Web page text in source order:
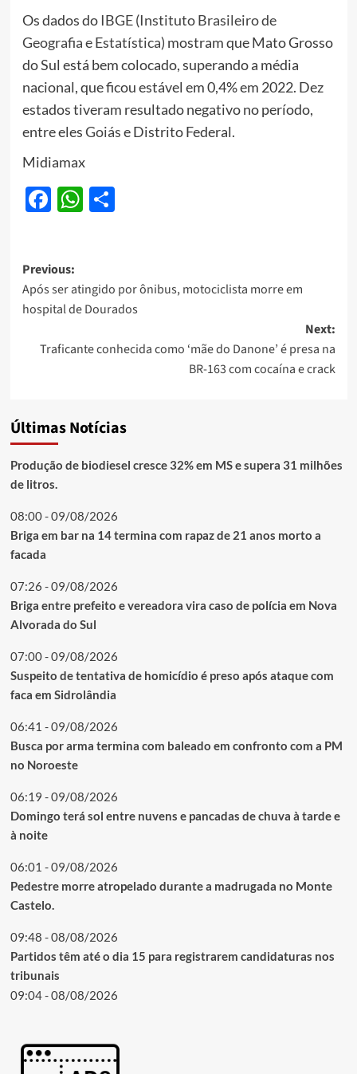
Os dados do IBGE (Instituto Brasileiro de
Geografia e Estatística) mostram que Mato Grosso
do Sul está bem colocado, superando a média
nacional, que ficou estável em 0,4% em 2022. Dez
estados tiveram resultado negativo no período,
entre elesGoiáse Distrito Federal.
Midiamax
Facebook
WhatsApp
Share
Post
navigation
Previous:
Após ser atingido por ônibus, motociclista morre em
hospital de Dourados
Next:
Traficante conhecida como ‘mãe do Danone’ é presa na
BR-163 com cocaína e crack
Últimas Notícias
Produção de biodiesel cresce 32% em MS e supera 31 milhões
de litros.
08:00 - 09/08/2026
Briga em bar na 14 termina com rapaz de 21 anos morto a
facada
07:26 - 09/08/2026
Briga entre prefeito e vereadora vira caso de polícia em Nova
Alvorada do Sul
07:00 - 09/08/2026
Suspeito de tentativa de homicídio é preso após ataque com
faca em Sidrolândia
06:41 - 09/08/2026
Busca por arma termina com baleado em confronto com a PM
no Noroeste
06:19 - 09/08/2026
Domingo terá sol entre nuvens e pancadas de chuva à tarde e
à noite
06:01 - 09/08/2026
Pedestre morre atropelado durante a madrugada no Monte
Castelo.
09:48 - 08/08/2026
Partidos têm até o dia 15 para registrarem candidaturas nos
tribunais
09:04 - 08/08/2026